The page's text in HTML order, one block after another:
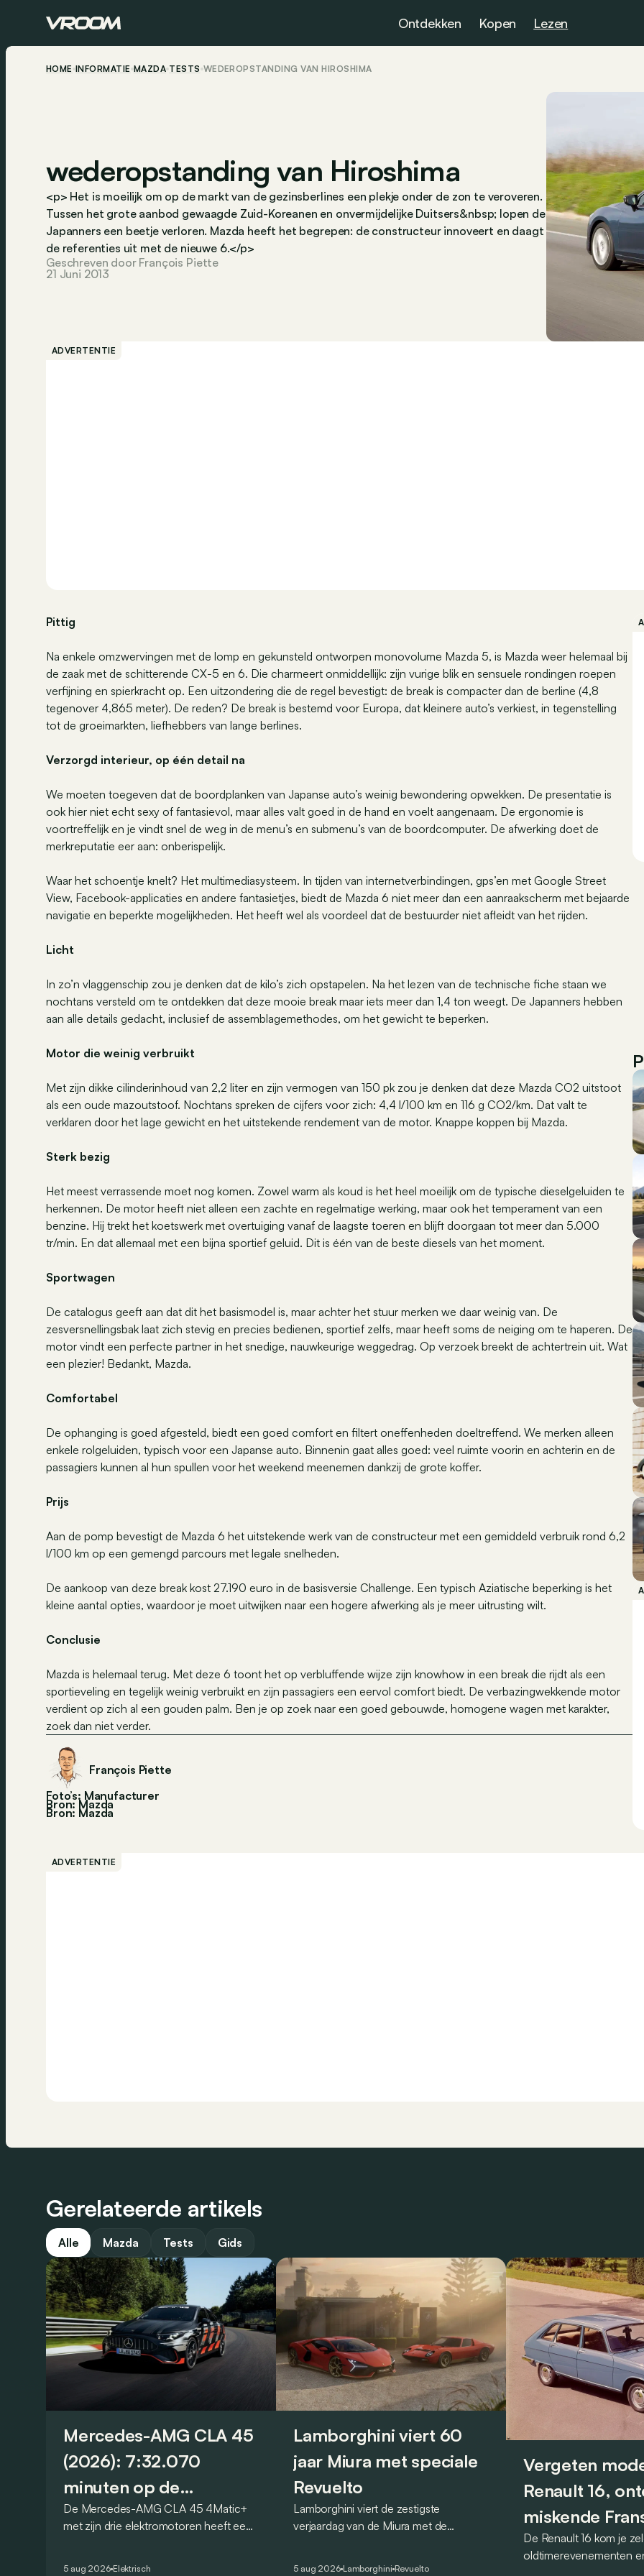
Ontdekken Kopen Lezen
HOME INFORMATIE MAZDA TESTS WEDEROPSTANDING VAN HIROSHIMA
wederopstanding van Hiroshima
<p> Het is moeilijk om op de markt van de gezinsberlines een plekje onder de zon te veroveren.
Tussen het grote aanbod gewaagde Zuid-Koreanen en onvermijdelijke Duitsers&nbsp; lopen de
Japanners een beetje verloren. Mazda heeft het begrepen: de constructeur innoveert en daagt
de referenties uit met de nieuwe 6.</p>
Geschreven door François Piette
21 Juni 2013
ADVERTENTIE
Pittig
Na enkele omzwervingen met de lomp en gekunsteld ontworpen monovolume Mazda 5, is Mazda weer helemaal bij
de zaak met de schitterende CX-5 en 6. Die charmeert onmiddellijk: zijn vurige blik en sensuele rondingen roepen
verfijning en spierkracht op. Een uitzondering die de regel bevestigt: de break is compacter dan de berline (4,8
tegenover 4,865 meter). De reden? De break is bestemd voor Europa, dat kleinere auto’s verkiest, in tegenstelling
tot de groeimarkten, liefhebbers van lange berlines.
Verzorgd interieur, op één detail na
We moeten toegeven dat de boordplanken van Japanse auto’s weinig bewondering opwekken. De presentatie is
ook hier niet echt sexy of fantasievol, maar alles valt goed in de hand en voelt aangenaam. De ergonomie is
voortreffelijk en je vindt snel de weg in de menu’s en submenu’s van de boordcomputer. De afwerking doet de
merkreputatie eer aan: onberispelijk.
Waar het schoentje knelt? Het multimediasysteem. In tijden van internetverbindingen, gps’en met Google Street
View, Facebook-applicaties en andere fantasietjes, biedt de Mazda 6 niet meer dan een aanraakscherm met bejaarde
navigatie en beperkte mogelijkheden. Het heeft wel als voordeel dat de bestuurder niet afleidt van het rijden.
Licht
In zo’n vlaggenschip zou je denken dat de kilo’s zich opstapelen. Na het lezen van de technische fiche staan we
nochtans versteld om te ontdekken dat deze mooie break maar iets meer dan 1,4 ton weegt. De Japanners hebben
aan alle details gedacht, inclusief de assemblagemethodes, om het gewicht te beperken.
Motor die weinig verbruikt
Met zijn dikke cilinderinhoud van 2,2 liter en zijn vermogen van 150 pk zou je denken dat deze Mazda CO2 uitstoot
als een oude mazoutstoof. Nochtans spreken de cijfers voor zich: 4,4 l/100 km en 116 g CO2/km. Dat valt te
verklaren door het lage gewicht en het uitstekende rendement van de motor. Knappe koppen bij Mazda.
Sterk bezig
Het meest verrassende moet nog komen. Zowel warm als koud is het heel moeilijk om de typische dieselgeluiden te
herkennen. De motor heeft niet alleen een zachte en regelmatige werking, maar ook het temperament van een
benzine. Hij trekt het koetswerk met overtuiging vanaf de laagste toeren en blijft doorgaan tot meer dan 5.000
tr/min. En dat allemaal met een bijna sportief geluid. Dit is één van de beste diesels van het moment.
Sportwagen
De catalogus geeft aan dat dit het basismodel is, maar achter het stuur merken we daar weinig van. De
zesversnellingsbak laat zich stevig en precies bedienen, sportief zelfs, maar heeft soms de neiging om te haperen. De
motor vindt een perfecte partner in het snedige, nauwkeurige weggedrag. Op verzoek breekt de achtertrein uit. Wat
een plezier! Bedankt, Mazda.
Comfortabel
De ophanging is goed afgesteld, biedt een goed comfort en filtert oneffenheden doeltreffend. We merken alleen
enkele rolgeluiden, typisch voor een Japanse auto. Binnenin gaat alles goed: veel ruimte voorin en achterin en de
passagiers kunnen al hun spullen voor het weekend meenemen dankzij de grote koffer.
Prijs
Aan de pomp bevestigt de Mazda 6 het uitstekende werk van de constructeur met een gemiddeld verbruik rond 6,2
l/100 km op een gemengd parcours met legale snelheden.
De aankoop van deze break kost 27.190 euro in de basisversie Challenge. Een typisch Aziatische beperking is het
kleine aantal opties, waardoor je moet uitwijken naar een hogere afwerking als je meer uitrusting wilt.
Conclusie
Mazda is helemaal terug. Met deze 6 toont het op verbluffende wijze zijn knowhow in een break die rijdt als een
sportieveling en tegelijk weinig verbruikt en zijn passagiers een eervol comfort biedt. De verbazingwekkende motor
verdient op zich al een gouden palm. Ben je op zoek naar een goed gebouwde, homogene wagen met karakter,
zoek dan niet verder.
François Piette
Foto’s: Manufacturer
Bron: Mazda
Bron: Mazda
ADVERTENTIE
Gerelateerde artikels
Alle Mazda Tests Gids
Mercedes-AMG CLA 45
(2026): 7:32.070
minuten op de
Nürburgring
De Mercedes-AMG CLA 45 4Matic+
met zijn drie elektromotoren heeft een
5 aug 2026 Elektrisch
Lamborghini viert 60
jaar Miura met speciale
Revuelto
Lamborghini viert de zestigste
verjaardag van de Miura met de
5 aug 2026 Lamborghini Revuelto
Vergeten
Renault 16,
miskende
revolutionair
De Renault 16 kom je
oldtimerevenementen